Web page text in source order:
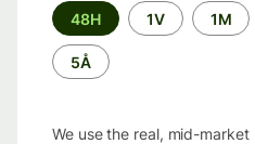
Time
period
48H 1V 1M
5Å
We use the real, mid-